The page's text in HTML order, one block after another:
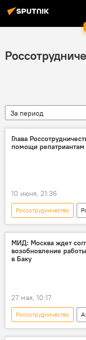
За период
Глава
помощи репатриантам
10 июня, 21:36
Россотрудничество
соотечественники
МИД: Москва ждет
возобновление
в Баку
27 мая, 10:17
Россотрудничество
Россия